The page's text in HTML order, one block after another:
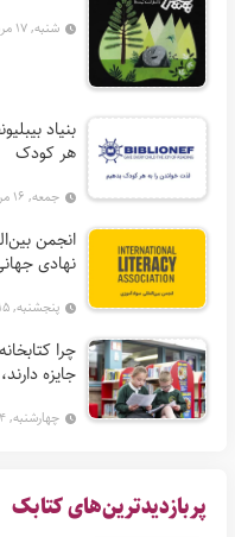
شنبه, ۱۷ مرداد
بنیاد
هر کودک
جمعه, ۱۶ مرداد
انجمن
نهادی
پنجشنبه, ۱۵ مرداد
چرا
جایزه
چهارشنبه, ۱۴ مرداد
پربازدیدترین‌های کتابک